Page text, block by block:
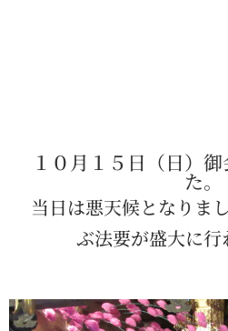
１０月１５日（日）
た。
当日は悪天候となりま
ぶ法要が盛大に行